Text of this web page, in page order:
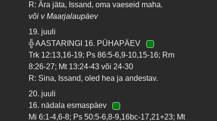
R: Ära jäta, Issand, oma vaeseid maha.
või v Maarjalaupäev
19. juuli
╬ AASTARINGI 16. PÜHAPÄEV
Trk 12:13,16-19; Ps 86:5-6,9-10,15-16; Rm
8:26-27; Mt 13:24-43 või 24-30
R: Sina, Issand, oled hea ja andestav.
20. juuli
16. nädala esmaspäev
Mi 6:1-4,6-8; Ps 50:5-6,8-9,16bc-17,21+23; Mt